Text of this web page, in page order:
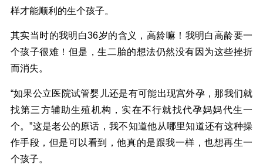
样才能顺利的生个孩子。
其实当时的我明白36岁的含义，高龄嘛！我明白高龄要一
个孩子很难！但是，生二胎的想法仍然没有因为这些挫折
而消失。
“如果公立医院试管婴儿还是有可能出现宫外孕，那我们就
找第三方辅助生殖机构，实在不行就找代孕妈妈代生一
个。”这是老公的原话，我不知道他从哪里知道还有这种操
作手段，但是可以看到，他真的是跟我一样，也想再生一
个孩子。